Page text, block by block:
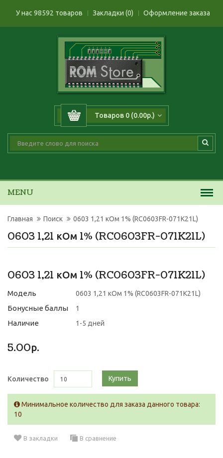
У нас 98592 товаров Закладки (0) Оформление заказа
Товаров 0 (0.00р.)
MENU
0603 1,21 кОм 1% (RC0603FR-071K21L)
Главная Поиск 0603 1,21 кОм 1% (RC0603FR-071K21L)
0603 1,21 кОм 1% (RC0603FR-071K21L)
Модель 0603 1,21 кОм 1% (RC0603FR-071K21L)
Бонусные баллы 1
Наличие 1-5 дней
5.00р.
Количество Купить
Минимальное количество для заказа данного товара:
10
В закладки В сравнение